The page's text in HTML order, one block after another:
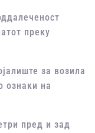
преку
за возила
ознаки на
пред и зад